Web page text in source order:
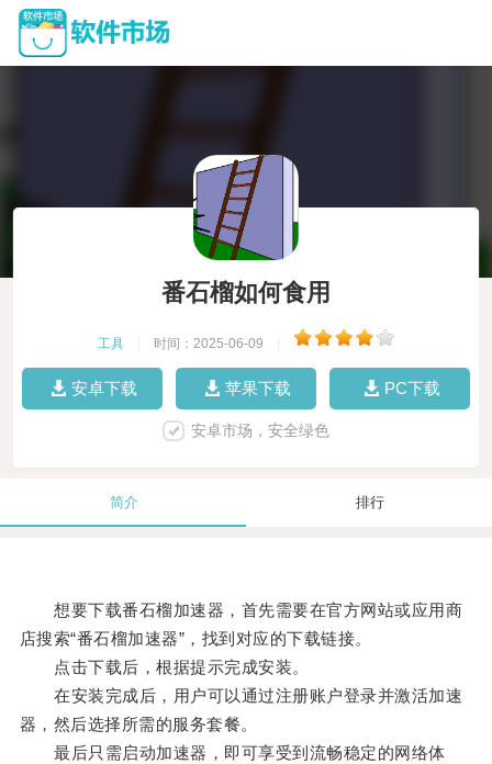
番石榴如何食用
工具 时间：2025-06-09
安卓下载 苹果下载 PC下载
安卓市场，安全绿色
简介 排行
想要下载番石榴加速器，首先需要在官方网站或应用商
店搜索“番石榴加速器”，找到对应的下载链接。
点击下载后，根据提示完成安装。
在安装完成后，用户可以通过注册账户登录并激活加速
器，然后选择所需的服务套餐。
最后只需启动加速器，即可享受到流畅稳定的网络体